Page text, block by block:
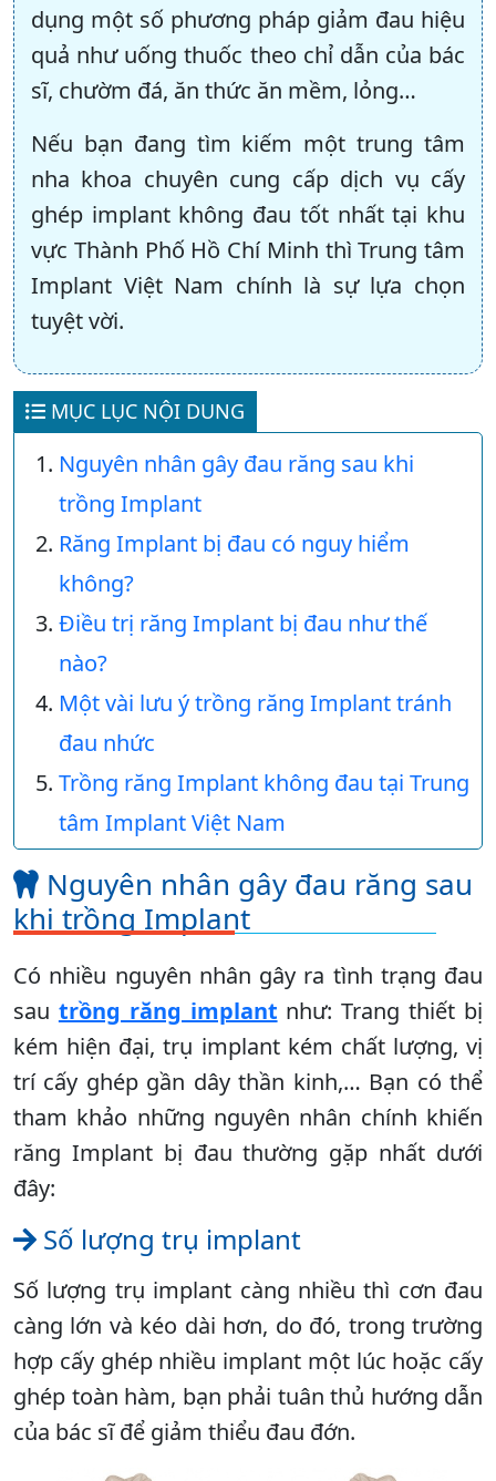
dụng một số phương pháp giảm đau hiệu
quả như uống thuốc theo chỉ dẫn của bác
sĩ, chườm đá, ăn thức ăn mềm, lỏng…
Nếu bạn đang tìm kiếm một trung tâm
nha khoa chuyên cung cấp dịch vụ cấy
ghép implant không đau tốt nhất tại khu
vực Thành Phố Hồ Chí Minh thì Trung tâm
Implant Việt Nam chính là sự lựa chọn
tuyệt vời.
MỤC LỤC NỘI DUNG
Nguyên nhân gây đau răng sau khi
trồng Implant
Răng Implant bị đau có nguy hiểm
không?
Điều trị răng Implant bị đau như thế
nào?
Một vài lưu ý trồng răng Implant tránh
đau nhức
Trồng răng Implant không đau tại Trung
tâm Implant Việt Nam
Nguyên nhân gây đau răng sau
khi trồng Implant
Có nhiều nguyên nhân gây ra tình trạng đau
sau trồng răng implant như: Trang thiết bị
kém hiện đại, trụ implant kém chất lượng, vị
trí cấy ghép gần dây thần kinh,… Bạn có thể
tham khảo những nguyên nhân chính khiến
răng Implant bị đau thường gặp nhất dưới
đây:
Số lượng trụ implant
Số lượng trụ implant càng nhiều thì cơn đau
càng lớn và kéo dài hơn, do đó, trong trường
hợp cấy ghép nhiều implant một lúc hoặc cấy
ghép toàn hàm, bạn phải tuân thủ hướng dẫn
của bác sĩ để giảm thiểu đau đớn.